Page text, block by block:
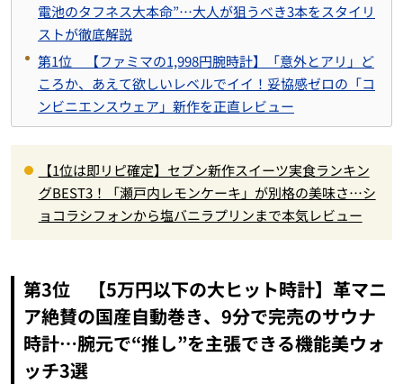
電池のタフネス大本命”…大人が狙うべき3本をスタイリ
ストが徹底解説
第1位 【ファミマの1,998円腕時計】「意外とアリ」ど
ころか、あえて欲しいレベルでイイ！妥協感ゼロの「コ
ンビニエンスウェア」新作を正直レビュー
【1位は即リピ確定】セブン新作スイーツ実食ランキン
グBEST3！「瀬戸内レモンケーキ」が別格の美味さ…シ
ョコラシフォンから塩バニラプリンまで本気レビュー
第3位 【5万円以下の大ヒット時計】革マニ
ア絶賛の国産自動巻き、9分で完売のサウナ
時計…腕元で“推し”を主張できる機能美ウォ
ッチ3選